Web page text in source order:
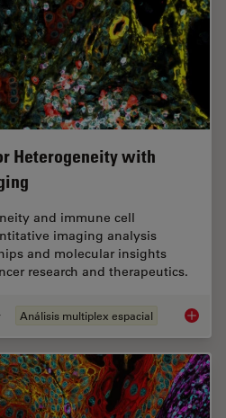
Heterogeneity with
and immune cell
imaging analysis
and molecular insights
research and therapeutics.
Análisis multiplex espacial